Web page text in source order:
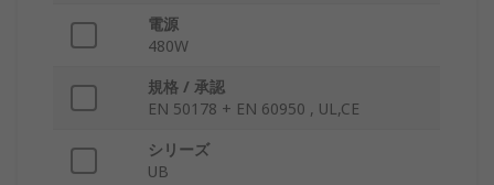
電源
480W
規格 / 承認
EN 50178 + EN 60950 , UL,CE
シリーズ
UB